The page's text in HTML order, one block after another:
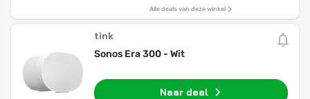
Alle deals van deze winkel
tink
Sonos Era 300 - Wit
Naar deal